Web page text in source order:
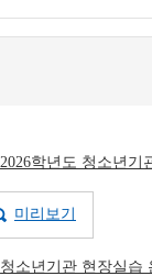
2026학년도 청소년기
미리보기
청소년기관 현장실습